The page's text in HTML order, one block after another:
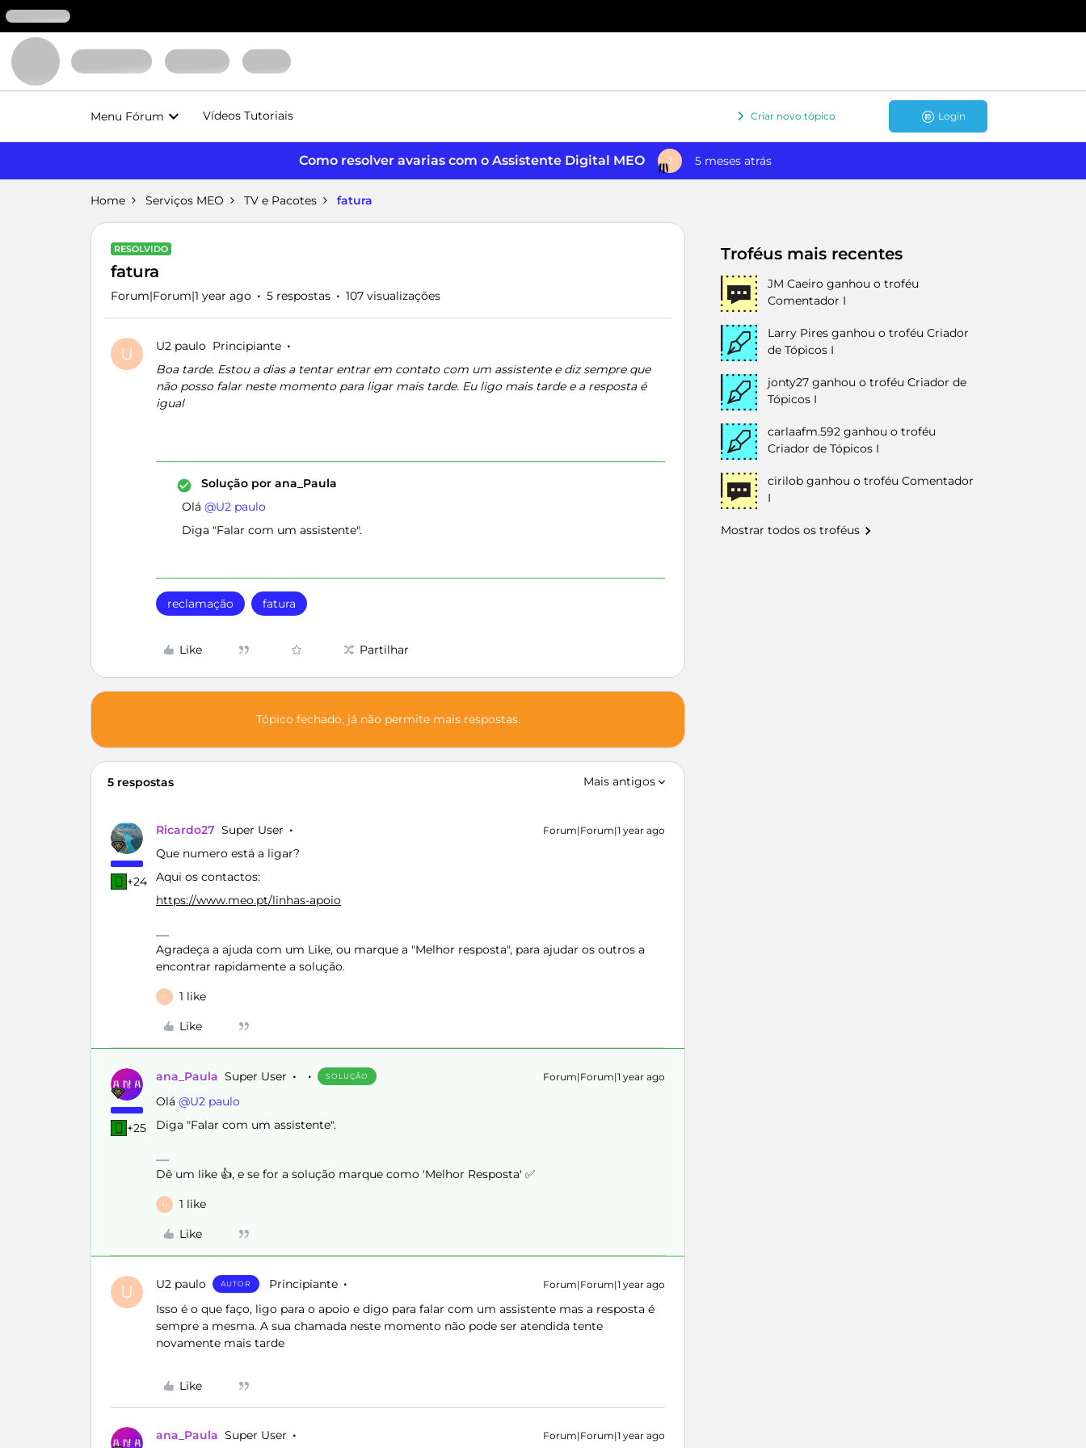
Menu Fórum Vídeos Tutoriais Criar novo tópico Login
Como resolver avarias com o Assistente Digital MEO J 5 meses atrás
Home Serviços MEO TV e Pacotes fatura
RESOLVIDO
fatura
Forum|Forum|1 year ago 5 respostas 107 visualizações
U U2 paulo Principiante
Boa tarde. Estou a dias a tentar entrar em contato com um assistente e diz sempre que
não posso falar neste momento para ligar mais tarde. Eu ligo mais tarde e a resposta é
igual
Solução por ana_Paula
Olá ​ @U2 paulo
Diga "Falar com um assistente".
reclamação fatura
Like Partilhar
Tópico fechado, já não permite mais respostas.
5 respostas Mais antigos
+24
Ricardo27 Super User Forum|Forum|1 year ago
Que numero está a ligar?
Aqui os contactos:
https://www.meo.pt/linhas-apoio
Agradeça a ajuda com um Like, ou marque a "Melhor resposta", para ajudar os outros a
encontrar rapidamente a solução.
U 1 like
Like
+25
ana_Paula Super User SOLUÇÃO Forum|Forum|1 year ago
Olá ​ @U2 paulo
Diga "Falar com um assistente".
Dê um like 👍, e se for a solução marque como 'Melhor Resposta' ✅
U 1 like
Like
U U2 paulo AUTOR Principiante Forum|Forum|1 year ago
Isso é o que faço, ligo para o apoio e digo para falar com um assistente mas a resposta é
sempre a mesma. A sua chamada neste momento não pode ser atendida tente
novamente mais tarde
Like
ana_Paula Super User Forum|Forum|1 year ago
Troféus mais recentes
JM Caeiro ganhou o troféu
Comentador I
Larry Pires ganhou o troféu Criador
de Tópicos I
jonty27 ganhou o troféu Criador de
Tópicos I
carlaafm.592 ganhou o troféu
Criador de Tópicos I
cirilob ganhou o troféu Comentador
I
Mostrar todos os troféus